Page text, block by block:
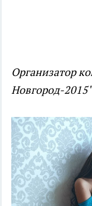
Организатор
Новгород-